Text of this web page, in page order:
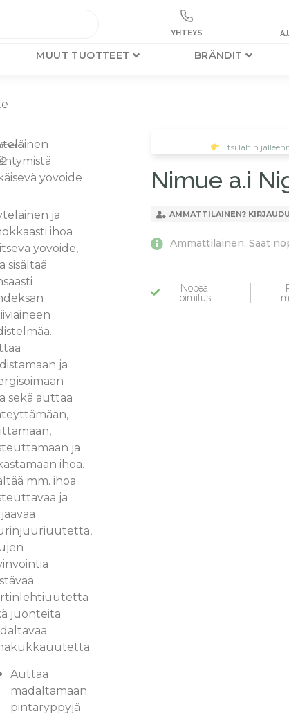
YHTEYS
MUUT TUOTTEET BRÄNDIT
yövoide
ja
ihoa
yövoide,
sisältää
ja
sekä auttaa
ja
ihoa.
mm. ihoa
ja
juonteita
Auttaa
madaltamaan
pintaryppyjä
Etsi lähin
Nimue a.i
AMMATTILAINEN?
Ammattilainen: Saat
Nopea
toimitus